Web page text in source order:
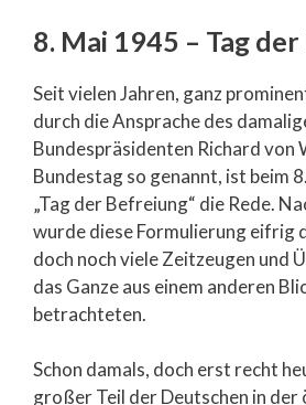
8. Mai 1945 – Tag
Seit vielen Jahren, ganz
durch die Ansprache des
Bundespräsidenten Richard von
Bundestag so genannt, ist beim
„Tag der Befreiung“ die Rede.
wurde diese Formulierung eifrig
doch noch viele Zeitzeugen und
das Ganze aus einem anderen
betrachteten.
Schon damals, doch erst recht
großer Teil der Deutschen in